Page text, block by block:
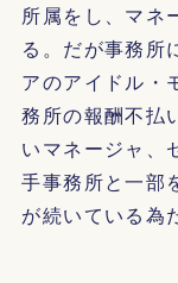
所属をし、マネ
る。だが事務所
アのアイドル・
務所の報酬不払
いマネージャ、
手事務所と一部
が続いている為